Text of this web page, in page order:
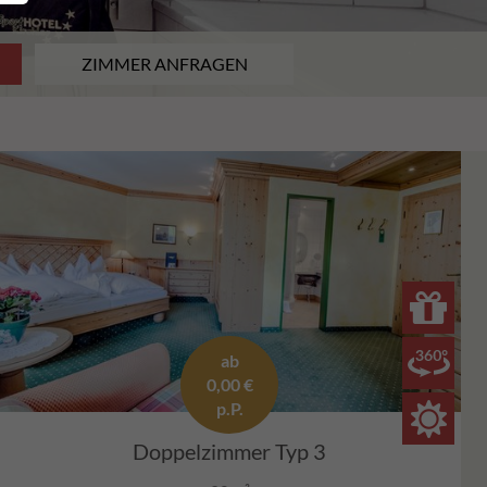
ab
0,00 €
p.P.
Doppelzimmer Typ 3